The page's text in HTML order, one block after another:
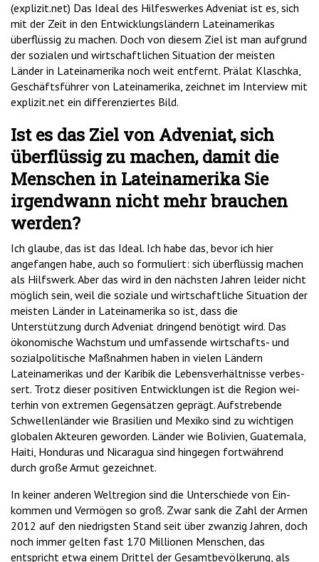
(explizit.net) Das Ideal des Hilfeswerkes Adveniat ist es, sich
mit der Zeit in den Entwicklungsländern Lateinamerikas
überflüssig zu machen. Doch von diesem Ziel ist man aufgrund
der sozialen und wirtschaftlichen Situation der meisten
Länder in Lateinamerika noch weit entfernt. Prälat Klaschka,
Geschäftsführer von Lateinamerika, zeichnet im Interview mit
explizit.net ein differenziertes Bild.
Ist es das Ziel von Adveniat, sich
überflüssig zu machen, damit die
Menschen in Lateinamerika Sie
irgendwann nicht mehr brauchen
werden?
Ich glaube, das ist das Ideal. Ich habe das, bevor ich hier
angefangen habe, auch so formuliert: sich überflüssig machen
als Hilfswerk. Aber das wird in den nächsten Jahren leider nicht
möglich sein, weil die soziale und wirtschaftliche Situation der
meisten Länder in Lateinamerika so ist, dass die
Unterstützung durch Adveniat dringend benötigt wird. Das
ökonomische Wachstum und umfassende wirtschafts- und
sozial­poli­tische Maß­nah­men haben in vielen Ländern
Lateinamerikas und der Karibik die Lebens­ver­hält­nisse ver­bes­
sert. Trotz dieser positiven Ent­wick­lungen ist die Region wei­
ter­hin von extremen Gegen­sätzen geprägt. Auf­stre­bende
Schwel­len­länder wie Brasilien und Mexiko sind zu wich­tigen
glo­balen Akteuren geworden. Länder wie Bolivien, Guate­mala,
Haiti, Honduras und Nica­ra­gua sind hin­gegen fort­während
durch große Armut gezeichnet.
In keiner anderen Welt­region sind die Unter­schiede von Ein­
kom­men und Ver­mö­gen so groß. Zwar sank die Zahl der Armen
2012 auf den nied­rigsten Stand seit über zwan­zig Jah­ren, doch
noch immer gelten fast 170 Mil­li­onen Men­schen, das
entspricht etwa einem Drit­tel der Gesamt­be­völ­ke­rung, als